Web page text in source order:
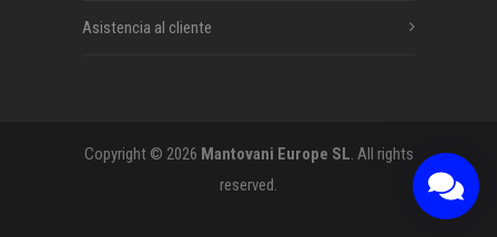
Asistencia al cliente
Copyright © 2026 Mantovani Europe SL. All rights
reserved.